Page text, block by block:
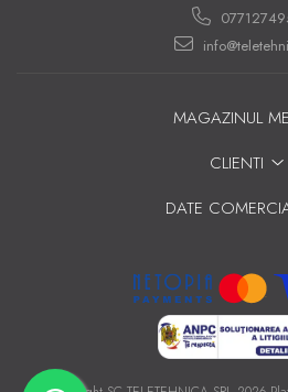
MAGAZINUL
CLIENTI
DATE